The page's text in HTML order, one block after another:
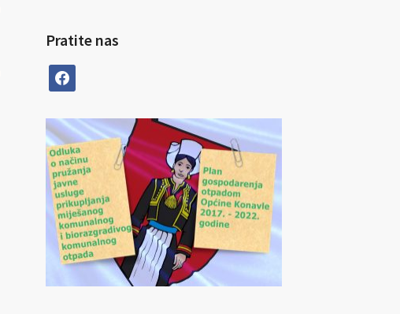
Pratite nas
facebook